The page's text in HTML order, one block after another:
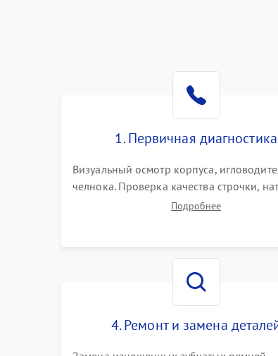
1. Первичная диагностика
Визуальный осмотр корпуса,
челнока. Проверка качества строчки,
нитей и работы педали. Выявление
Подробнее
4. Ремонт и замена